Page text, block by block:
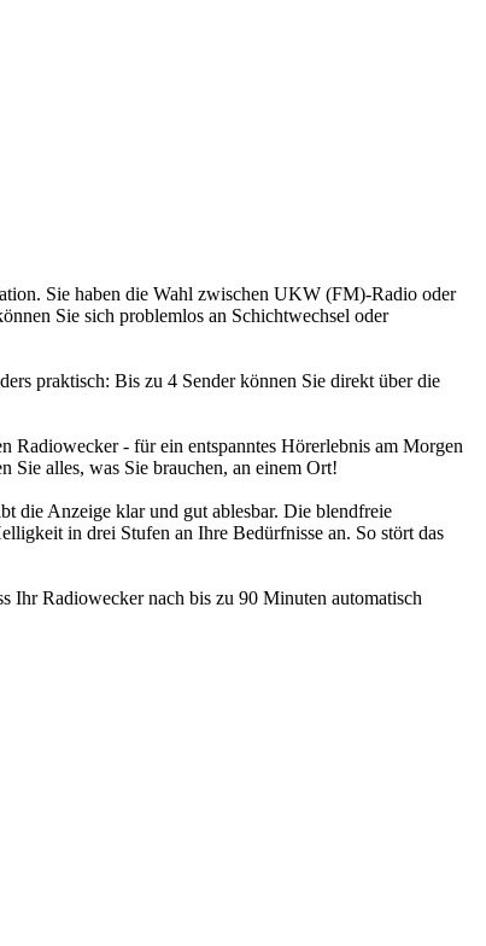
Sie haben die Wahl zwischen UKW (FM)-Radio oder
Sie sich problemlos an Schichtwechsel oder
praktisch: Bis zu 4 Sender können Sie direkt über die
Radiowecker - für ein entspanntes Hörerlebnis am Morgen
Sie alles, was Sie brauchen, an einem Ort!
die Anzeige klar und gut ablesbar. Die blendfreie
in drei Stufen an Ihre Bedürfnisse an. So stört das
Ihr Radiowecker nach bis zu 90 Minuten automatisch